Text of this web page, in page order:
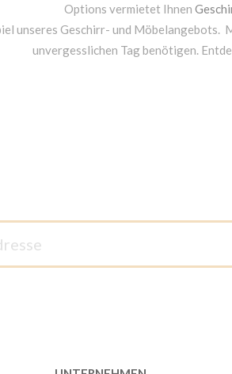
Options vermietet Ihnen
unseres Geschirr- und Möbelangebots.
unvergesslichen Tag benötigen.